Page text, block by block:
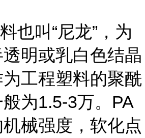
也叫“尼龙”，为
明或乳白色结晶
工程塑料的聚酰
为1.5-3万。PA
械强度，软化点